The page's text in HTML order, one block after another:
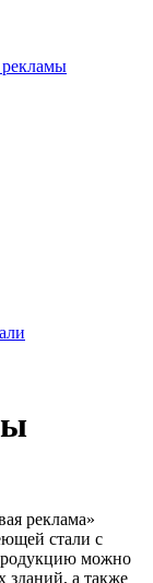
реклама»
стали с
можно
зданий, а также